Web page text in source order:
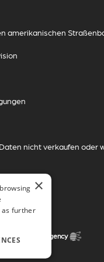
amerikanischen
nicht verkaufen oder
Influence Agency
×
as further